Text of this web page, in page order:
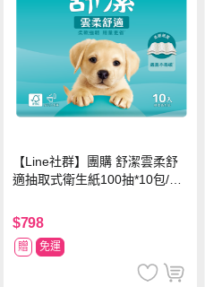
【Line社群】團購 舒潔雲柔舒
適抽取式衛生紙100抽*10包/6
$798
贈 免運